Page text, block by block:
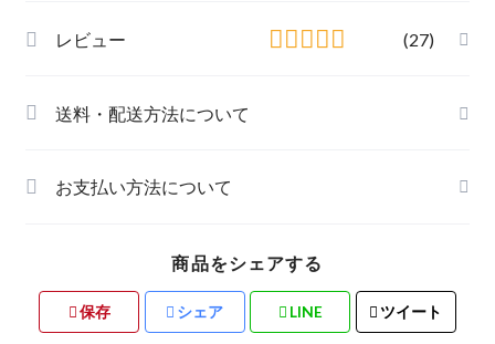
レビュー (27)
送料・配送方法について
お支払い方法について
商品をシェアする
保存 シェア LINE ツイート